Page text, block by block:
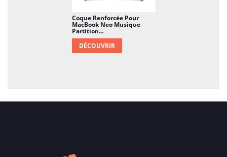
Coque Renforcée Pour
MacBook Neo Musique
Partition...
DÉCOUVRIR